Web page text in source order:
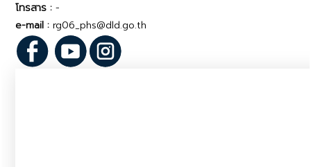
โทรสาร : -
e-mail :rg06_phs@dld.go.th